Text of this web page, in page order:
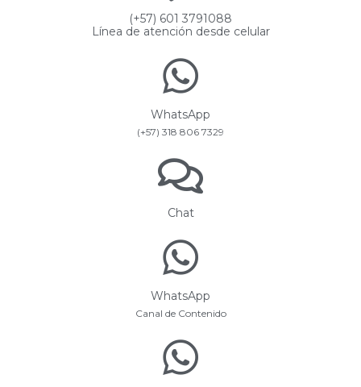
(+57) 601 3791088
Línea de atención desde celular
WhatsApp
(+57) 318 806 7329
Chat
WhatsApp
Canal de Contenido